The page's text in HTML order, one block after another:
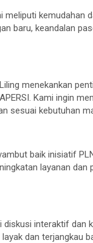
meliputi kemudahan
baru, keandalan
menekankan
Kami ingin
sesuai kebutuhan
baik inisiatif
layanan
diskusi interaktif
dan terjangkau